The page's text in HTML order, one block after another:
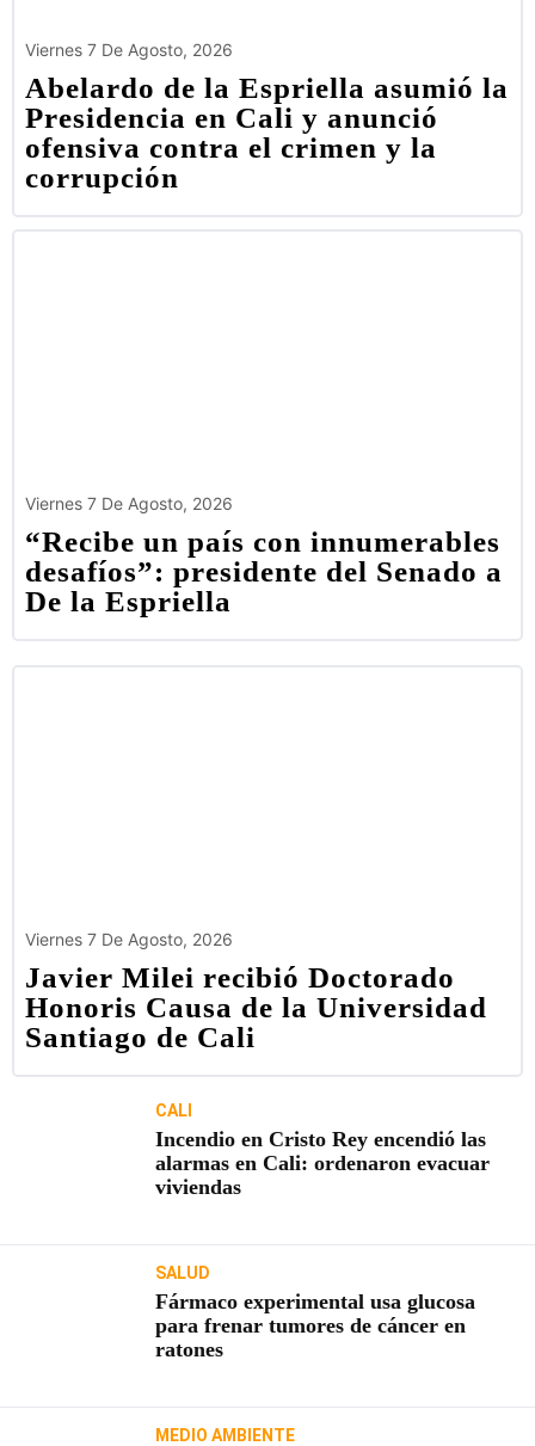
Viernes 7 De Agosto, 2026
Abelardo de la Espriella asumió la
Presidencia en Cali y anunció
ofensiva contra el crimen y la
corrupción
Viernes 7 De Agosto, 2026
“Recibe un país con innumerables
desafíos”: presidente del Senado a
De la Espriella
Viernes 7 De Agosto, 2026
Javier Milei recibió Doctorado
Honoris Causa de la Universidad
Santiago de Cali
CALI
Incendio en Cristo Rey encendió las
alarmas en Cali: ordenaron evacuar
viviendas
SALUD
Fármaco experimental usa glucosa
para frenar tumores de cáncer en
ratones
MEDIO AMBIENTE